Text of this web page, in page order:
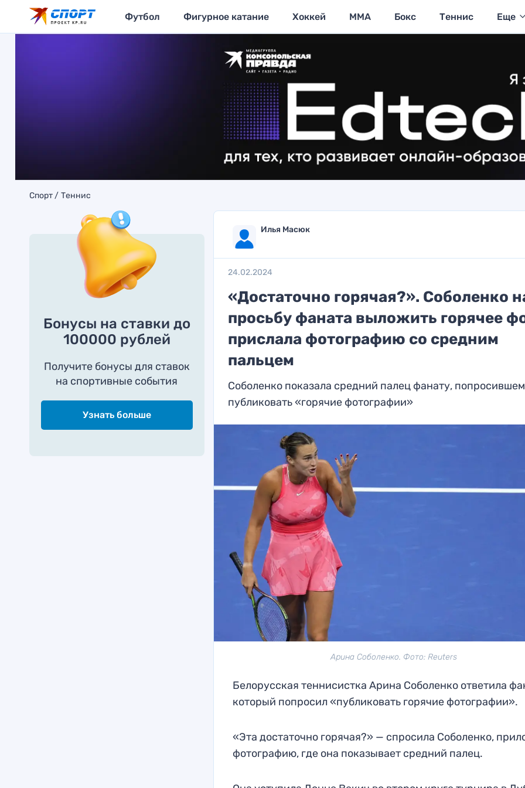
Футбол Фигурное катание Хоккей MMA Бокс Теннис Еще
Спорт Теннис
Бонусы на ставки до
100000 рублей
Получите бонусы для ставок
на спортивные события
Узнать больше
Илья Масюк
24.02.2024
«Достаточно горячая?». Соболенко
просьбу фаната выложить горячее
прислала фотографию со средним
пальцем
Соболенко показала средний палец фанату,
публиковать «горячие фотографии»
Арина Соболенко. Фото: Reuters
Белорусская теннисистка Арина Соболенко ответила
который попросил «публиковать горячие фотографии».
«Эта достаточно горячая?» — спросила Соболенко,
фотографию, где она показывает средний палец.